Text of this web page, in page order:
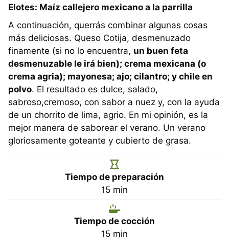
Elotes: Maíz callejero mexicano a la parrilla
A continuación, querrás combinar algunas cosas
más deliciosas. Queso Cotija, desmenuzado
finamente (si no lo encuentra, un buen feta
desmenuzable le irá bien); crema mexicana (o
crema agria); mayonesa; ajo; cilantro; y chile en
polvo. El resultado es dulce, salado,
sabroso,cremoso, con sabor a nuez y, con la ayuda
de un chorrito de lima, agrio. En mi opinión, es la
mejor manera de saborear el verano. Un verano
gloriosamente goteante y cubierto de grasa.
Tiempo de preparación
15minutos
min
Tiempo de cocción
15minutos
min